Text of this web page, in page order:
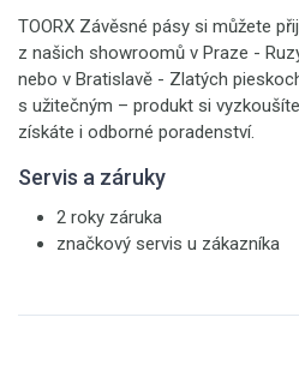
TOORX Závěsné pásy si můžete
z našich showroomů v Praze -
nebo v Bratislavě - Zlatých
s užitečným – produkt si
získáte i odborné poradenství.
Servis a záruky
2 roky záruka
značkový servis u zákazníka